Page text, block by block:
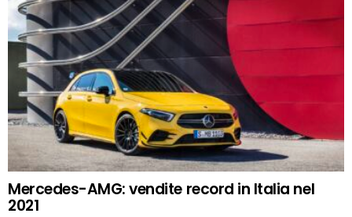
Mercedes-AMG: vendite record in Italia nel
2021